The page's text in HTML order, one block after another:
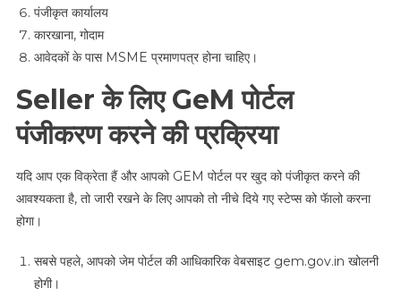
पंजीकृत कार्यालय
कारखाना, गोदाम
आवेदकों के पास MSME प्रमाणपत्र होना चाहिए।
Seller के लिए GeM पोर्टल
पंजीकरण करने की प्रक्रिया
यदि आप एक विक्रेता हैं और आपको GEM पोर्टल पर खुद को पंजीकृत करने की
आवश्यकता है, तो जारी रखने के लिए आपको तो नीचे दिये गए स्टेप्स को फॅालो करना
होगा।
सबसे पहले, आपको जेम पोर्टल की आधिकारिक वेबसाइट gem.gov.in खोलनी
होगी।